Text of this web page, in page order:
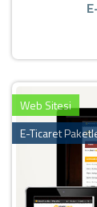
Web Sitesi
E-Ticaret